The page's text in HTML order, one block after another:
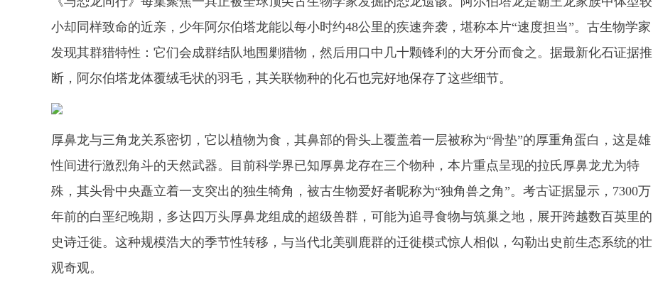
小却同样致命的近亲，少年阿尔伯塔龙能以每小时约48公里的疾速奔袭，堪称本片“速度担当”。古生物学家
发现其群猎特性：它们会成群结队地围剿猎物，然后用口中几十颗锋利的大牙分而食之。据最新化石证据推
断，阿尔伯塔龙体覆绒毛状的羽毛，其关联物种的化石也完好地保存了这些细节。
厚鼻龙与三角龙关系密切，它以植物为食，其鼻部的骨头上覆盖着一层被称为“骨垫”的厚重角蛋白，这是雄
性间进行激烈角斗的天然武器。目前科学界已知厚鼻龙存在三个物种，本片重点呈现的拉氏厚鼻龙尤为特
殊，其头骨中央矗立着一支突出的独生犄角，被古生物爱好者昵称为“独角兽之角”。考古证据显示，7300万
年前的白垩纪晚期，多达四万头厚鼻龙组成的超级兽群，可能为追寻食物与筑巢之地，展开跨越数百英里的
史诗迁徙。这种规模浩大的季节性转移，与当代北美驯鹿群的迁徙模式惊人相似，勾勒出史前生态系统的壮
观奇观。